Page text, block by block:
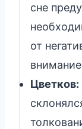
сне
от
Цветков: